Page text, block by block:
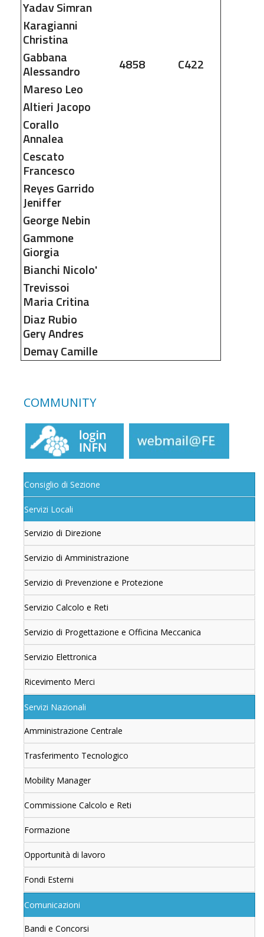
YadavSimran
Karagianni
Christina
Gabbana
Alessandro 4858
C422
Mareso Leo
AltieriJacopo
Corallo
Annalea
Cescato
Francesco
Reyes Garrido
Jeniffer
GeorgeNebin
Gammone
Giorgia
Bianchi Nicolo'
Trevissoi
Maria Critina
Diaz Rubio
Gery Andres
DemayCamille
COMMUNITY
Consiglio di Sezione
Servizi Locali
Servizio di Direzione
Servizio di Amministrazione
Servizio di Prevenzione e Protezione
Servizio Calcolo e Reti
Servizio di Progettazione e Officina Meccanica
Servizio Elettronica
Ricevimento Merci
Servizi Nazionali
Amministrazione Centrale
Trasferimento Tecnologico
Mobility Manager
Commissione Calcolo e Reti
Formazione
Opportunità di lavoro
Fondi Esterni
Comunicazioni
Bandi e Concorsi